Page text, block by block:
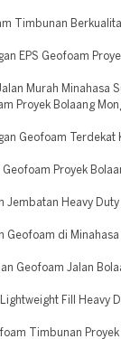
Timbunan
EPS Geofoam
Murah Minahasa
Proyek Bolaang
Geofoam Terdekat
Proyek
Jembatan Heavy Duty
Geofoam di Minahasa
Geofoam Jalan
Fill Heavy
Timbunan